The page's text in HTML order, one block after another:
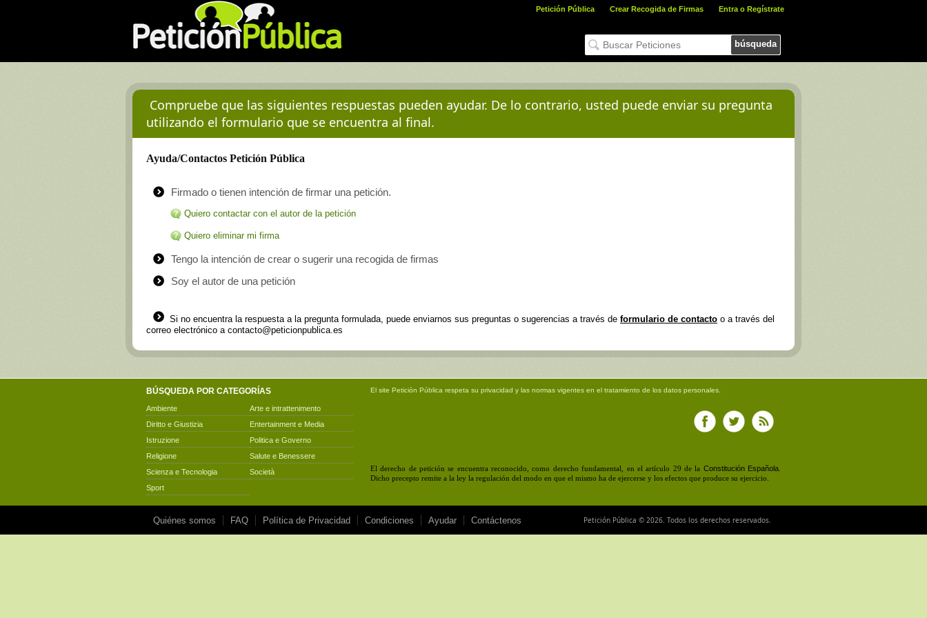
Petición Pública Crear Recogida de Firmas Entra o Regístrate
búsqueda
Compruebe que las siguientes respuestas pueden ayudar. De lo contrario, usted puede enviar su pregunta
utilizando el formulario que se encuentra al final.
Ayuda/Contactos Petición Pública
Firmado o tienen intención de firmar una petición.
Quiero contactar con el autor de la petición
Quiero eliminar mi firma
Tengo la intención de crear o sugerir una recogida de firmas
Soy el autor de una petición
Si no encuentra la respuesta a la pregunta formulada, puede enviarnos sus preguntas o sugerencias a través de formulario de contacto o a través del
correo electrónico a contacto@peticionpublica.es
BÚSQUEDA POR CATEGORÍAS
Ambiente
Arte e intrattenimento
Diritto e Giustizia
Entertainment e Media
Istruzione
Politica e Governo
Religione
Salute e Benessere
Scienza e Tecnologia
Società
Sport
El site Petición Pública respeta su privacidad y las normas vigentes en el tratamiento de los datos personales.
El derecho de petición se encuentra reconocido, como derecho fundamental, en el artículo 29 de la Constitución Española
Dicho precepto remite a la ley la regulación del modo en que el mismo ha de ejercerse y los efectos que produce su ejercicio.
Quiénes somos FAQ Política de Privacidad Condiciones Ayudar Contáctenos Petición Pública © 2026. Todos los derechos reservados.